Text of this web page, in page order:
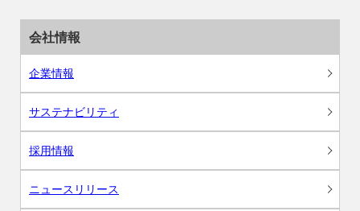
会社情報
企業情報
サステナビリティ
採用情報
ニュースリリース